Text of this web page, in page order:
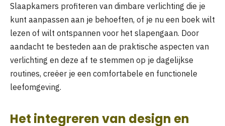
Slaapkamers profiteren van dimbare verlichting die je
kunt aanpassen aan je behoeften, of je nu een boek wilt
lezen of wilt ontspannen voor het slapengaan. Door
aandacht te besteden aan de praktische aspecten van
verlichting en deze af te stemmen op je dagelijkse
routines, creëer je een comfortabele en functionele
leefomgeving.
Het integreren van design en